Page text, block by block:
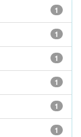
1
1
1
1
1
1